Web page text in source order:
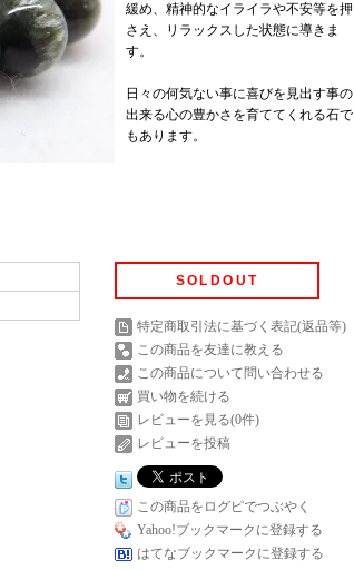
緩め、精神的なイライラや不安等を押
さえ、リラックスした状態に導きま
す。
日々の何気ない事に喜びを見出す事の
出来る心の豊かさを育ててくれる石で
もあります。
SOLDOUT
特定商取引法に基づく表記(返品等)
この商品を友達に教える
この商品について問い合わせる
買い物を続ける
レビューを見る(0件)
レビューを投稿
この商品をログピでつぶやく
Yahoo!ブックマークに登録する
はてなブックマークに登録する